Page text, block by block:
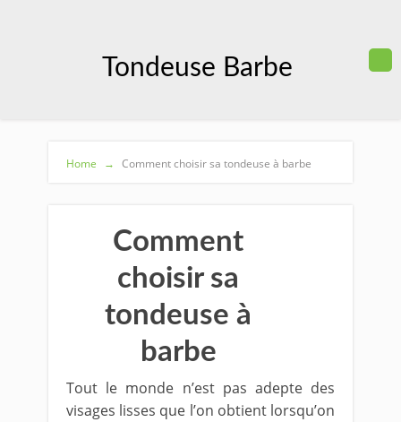
Tondeuse Barbe
Home → Comment choisir sa tondeuse à barbe
Comment
choisir sa
tondeuse à
barbe
Tout le monde n’est pas adepte des
visages lisses que l’on obtient lorsqu’on